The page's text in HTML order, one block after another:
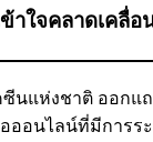
าใจคลาดเคลื่อ
ซีนแห่งชาติ ออก
อนไลน์ที่มีการร